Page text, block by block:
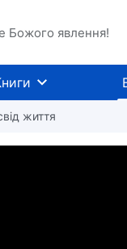
Божого явлення!
життя